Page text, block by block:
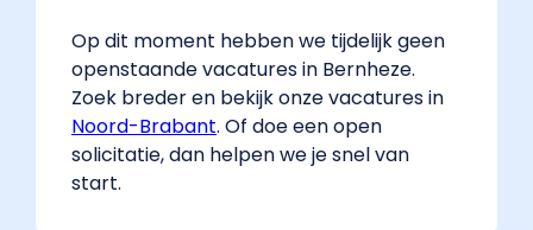
Op dit moment hebben we tijdelijk geen
openstaande vacatures in Bernheze.
Zoek breder en bekijk onze vacatures in
Noord-Brabant. Of doe een open
solicitatie, dan helpen we je snel van
start.